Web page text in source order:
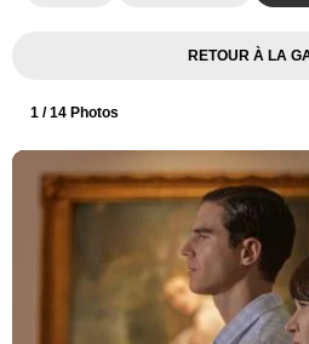
RETOUR À LA
1 / 14 Photos